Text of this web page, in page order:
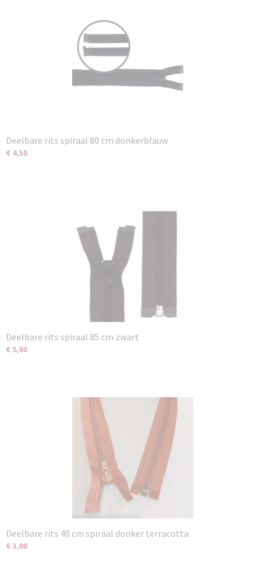
Deelbare rits spiraal 80 cm donkerblauw
€ 4,50
Deelbare rits spiraal 85 cm zwart
€ 5,00
Deelbare rits 40 cm spiraal donker terracotta
€ 3,00